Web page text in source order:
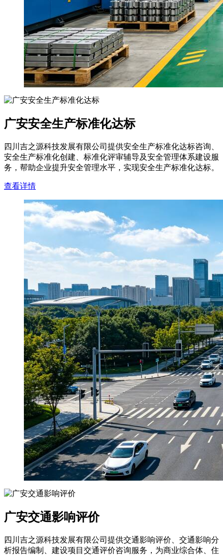
广安安全生产标准化达标
四川吉之源科技发展有限公司提供安全生产标准化达标咨询、
安全生产标准化创建、标准化评审辅导及安全管理体系建设服
务，帮助企业提升安全管理水平，实现安全生产标准化达标。
查看详情
广安交通影响评价
四川吉之源科技发展有限公司提供交通影响评价、交通影响分
析报告编制、建设项目交通评价咨询服务，为商业综合体、住